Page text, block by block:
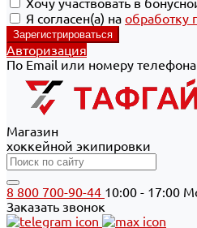
Хочу участвовать в
Я согласен(а) на обработку
Авторизация
По Email или номеру телефона
Магазин
хоккейной экипировки
8 800 700-90-44 10:00 - 17:00
Заказать звонок